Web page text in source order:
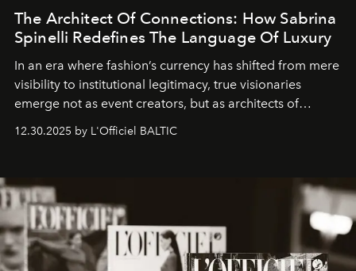
The Architect Of Connections: How Sabrina
Spinelli Redefines The Language Of Luxury
In an era where fashion’s currency has shifted from mere
visibility to institutional legitimacy, true visionaries
emerge not as event creators, but as architects of
ecosystems.
Sabrina Spinelli
brand strategist with three decades of mastery in luxury,
framework where creativity, commerce, and culture
converge with surgical precision.
12.30.2025 by L'Officiel BALTIC